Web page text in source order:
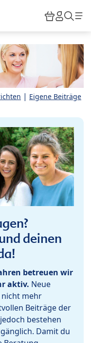
HiPP
| Eigene Beiträge
deinen
betreuen wir
aktiv. Neue
mehr
Beiträge der
bestehen
Damit du